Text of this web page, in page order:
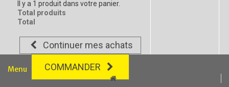
Il y a 1 produit dans votre panier.
Total produits
Total
Continuer mes achats
COMMANDER
Menu